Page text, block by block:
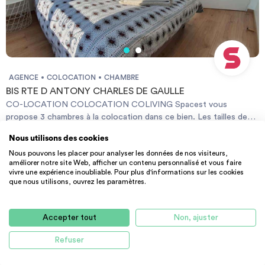
Arrêt de bus à environ 7 minutes à pied, passages réguliers toute
la semaine ✅ Colocation sérieuse ✅ Appartement clé en main ✅
Environnement calme et qualitatif Type de bail : INDIVIDUEL
Required documents: - Reason for impermanence - Financial
/ transitoire - Garanties financières - Carte d'identité
AGENCE COLOCATION CHAMBRE
BIS RTE D ANTONY CHARLES DE GAULLE
CO-LOCATION COLOCATION COLIVING Spacest vous
propose 3 chambres à la colocation dans ce bien. Les tailles des
composée de 10 chambres, chacune avec salle de douche et
toilettes privés. De grands espaces de vie vous sont proposés,
salon de 60m2, très grande cuisine équipée, un sous-sol, un très
joli jardin. La maison est idéalement située, à la limite d'Antony.
documents: - Reason for impermanence - Financial guarantee -
Identity Card Documents requis: - Motif du transfert / transitoire
- Garanties financières - Carte d'identité
246 m² - 792 €
Nous utilisons des cookies
Nous pouvons les placer pour analyser les données de nos visiteurs,
améliorer notre site Web, afficher un contenu personnalisé et vous faire
vivre une expérience inoubliable. Pour plus d'informations sur les cookies
que nous utilisons, ouvrez les paramètres.
Accepter tout Non, ajuster
Refuser